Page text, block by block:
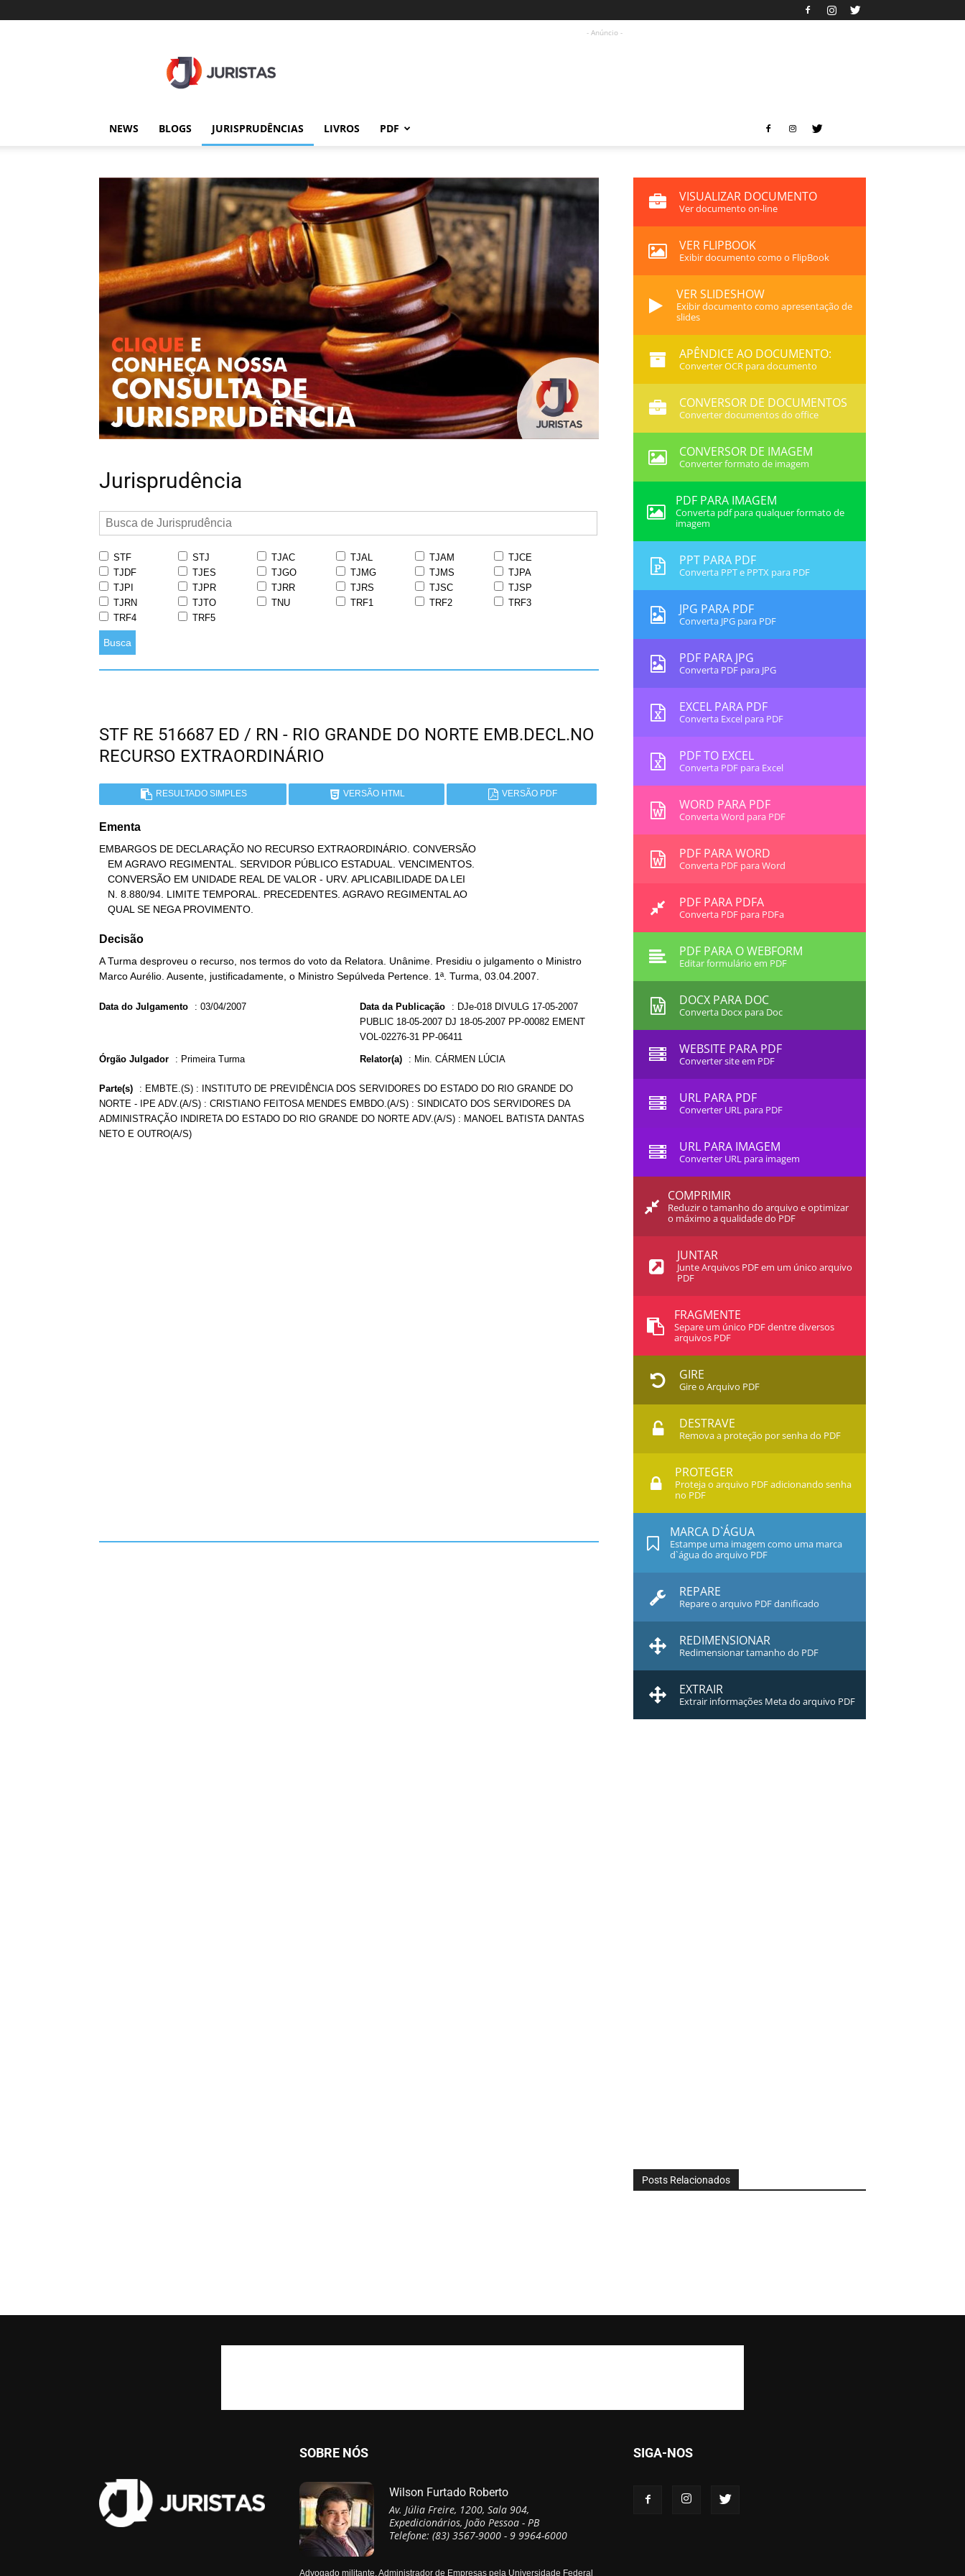
- Anúncio -
NEWS BLOGS JURISPRUDÊNCIAS LIVROS PDF
Jurisprudência
STF STJ TJAC TJAL TJAM
TJCE
TJDF
TJES TJGO TJMG TJMS
TJPA
TJPI
TJPR TJRR TJRS TJSC
TJSP
TJRN
TJTO TNU TRF1 TRF2
TRF3
TRF4
TRF5
Busca
STF RE 516687 ED / RN - RIO GRANDE DO NORTE EMB.DECL.NO
RECURSO EXTRAORDINÁRIO
RESULTADO SIMPLES VERSÃO HTML VERSÃO PDF
Ementa
EMBARGOS DE DECLARAÇÃO NO RECURSO EXTRAORDINÁRIO. CONVERSÃO
   QUAL SE NEGA PROVIMENTO.
Decisão
A Turma desproveu o recurso, nos termos do voto da Relatora. Unânime. Presidiu o julgamento o Ministro
Marco Aurélio. Ausente, justificadamente, o Ministro Sepúlveda Pertence. 1ª. Turma, 03.04.2007.
Data do Julgamento : 03/04/2007 Data da Publicação : DJe-018 DIVULG 17-05-2007
PUBLIC 18-05-2007 DJ 18-05-2007 PP-00082 EMENT
VOL-02276-31 PP-06411
Órgão Julgador : Primeira Turma Relator(a) : Min. CÁRMEN LÚCIA
Parte(s) : EMBTE.(S) : INSTITUTO DE PREVIDÊNCIA DOS SERVIDORES DO ESTADO DO RIO GRANDE DO
NORTE - IPE ADV.(A/S) : CRISTIANO FEITOSA MENDES EMBDO.(A/S) : SINDICATO DOS SERVIDORES DA
ADMINISTRAÇÃO INDIRETA DO ESTADO DO RIO GRANDE DO NORTE ADV.(A/S) : MANOEL BATISTA DANTAS
NETO E OUTRO(A/S)
VISUALIZAR DOCUMENTO
Ver documento on-line
VER FLIPBOOK
Exibir documento como o FlipBook
VER SLIDESHOW
Exibir documento como apresentação de
slides
APÊNDICE AO DOCUMENTO:
Converter OCR para documento
CONVERSOR DE DOCUMENTOS
Converter documentos do office
CONVERSOR DE IMAGEM
Converter formato de imagem
PDF PARA IMAGEM
Converta pdf para qualquer formato de
imagem
PPT PARA PDF
Converta PPT e PPTX para PDF
JPG PARA PDF
Converta JPG para PDF
PDF PARA JPG
Converta PDF para JPG
EXCEL PARA PDF
Converta Excel para PDF
PDF TO EXCEL
Converta PDF para Excel
WORD PARA PDF
Converta Word para PDF
PDF PARA WORD
Converta PDF para Word
PDF PARA PDFA
Converta PDF para PDFa
PDF PARA O WEBFORM
Editar formulário em PDF
DOCX PARA DOC
Converta Docx para Doc
WEBSITE PARA PDF
Converter site em PDF
URL PARA PDF
Converter URL para PDF
URL PARA IMAGEM
Converter URL para imagem
COMPRIMIR
Reduzir o tamanho do arquivo e optimizar
o máximo a qualidade do PDF
JUNTAR
Junte Arquivos PDF em um único arquivo
PDF
FRAGMENTE
Separe um único PDF dentre diversos
arquivos PDF
GIRE
Gire o Arquivo PDF
DESTRAVE
Remova a proteção por senha do PDF
PROTEGER
Proteja o arquivo PDF adicionando senha
no PDF
MARCA D`ÁGUA
Estampe uma imagem como uma marca
d`água do arquivo PDF
REPARE
Repare o arquivo PDF danificado
REDIMENSIONAR
Redimensionar tamanho do PDF
EXTRAIR
Extrair informações Meta do arquivo PDF
Posts Relacionados
SOBRE NÓS
Wilson Furtado Roberto
Av. Júlia Freire, 1200, Sala 904,
Expedicionários, João Pessoa - PB
Telefone: (83) 3567-9000 - 9 9964-6000
Advogado militante, Administrador de Empresas pela Universidade Federal
SIGA-NOS